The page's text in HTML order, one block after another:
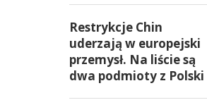
Restrykcje Chin
uderzają w europejski
przemysł. Na liście są
dwa podmioty z Polski